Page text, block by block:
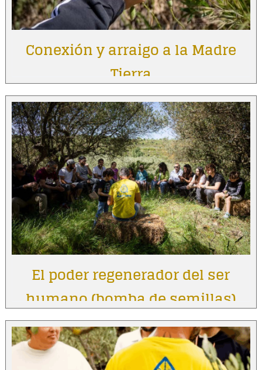
Conexión y arraigo a la Madre
Tierra
El poder regenerador del ser
humano (bomba de semillas)